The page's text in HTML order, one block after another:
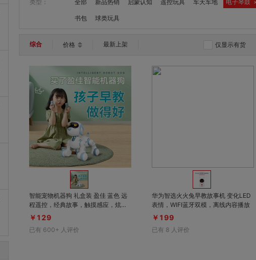
类型： 全部 新品热销 启蒙认知 遥控玩具 车天车地 电子琴鼓
书包 球类玩具
综合 价格 最新上架 仅显示有货
智能宠物机器狗 礼盒装 盈佳 蓝色 远
程遥控，经典故事，触摸感应，炫酷
灯光
￥129
已有 600+ 人评价
华为智选火火兔早教故事机 变化LED
表情，WIFI蓝牙双模，离线内容播放
￥199
已有 8 人评价